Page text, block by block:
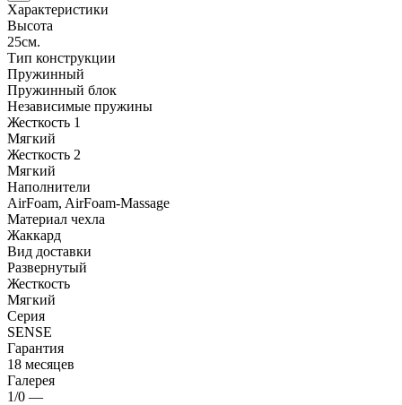
Характеристики
Высота
25см.
Тип конструкции
Пружинный
Пружинный блок
Независимые пружины
Жесткость 1
Мягкий
Жесткость 2
Мягкий
Наполнители
AirFoam, AirFoam-Massage
Материал чехла
Жаккард
Вид доставки
Развернутый
Жесткость
Мягкий
Серия
SENSE
Гарантия
18 месяцев
Галерея
1/0 —